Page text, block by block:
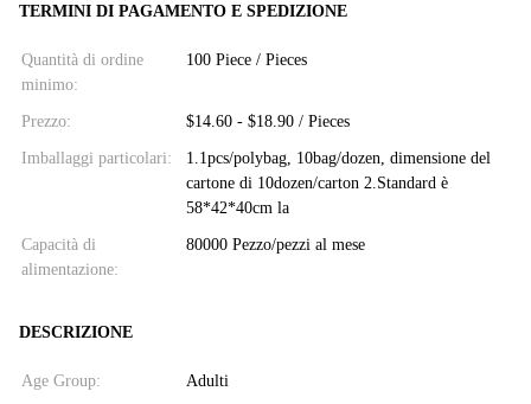
TERMINI DI PAGAMENTO E SPEDIZIONE
Quantità di ordine
minimo:
100 Piece / Pieces
Prezzo: $14.60 - $18.90 / Pieces
Imballaggi particolari:
1.1pcs/polybag, 10bag/dozen, dimensione del
cartone di 10dozen/carton 2.Standard è
58*42*40cm la
Capacità di
alimentazione:
80000 Pezzo/pezzi al mese
DESCRIZIONE
Age Group: Adulti